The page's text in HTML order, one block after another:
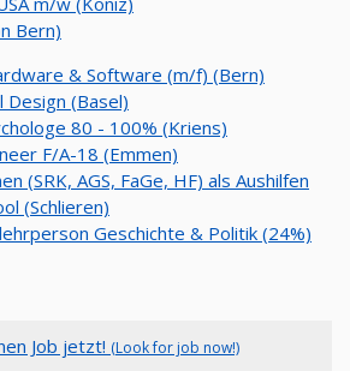
Bern)
& Software (m/f) (Bern)
(Basel)
80 - 100% (Kriens)
F/A-18 (Emmen)
(SRK, AGS, FaGe, HF) als Aushilfen
(Schlieren)
Geschichte & Politik (24%)
Job jetzt! (Look for job now!)